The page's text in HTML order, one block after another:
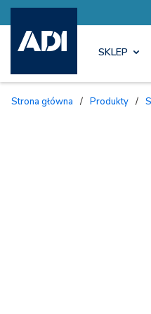
SKLEP
Strona główna / Produkty /